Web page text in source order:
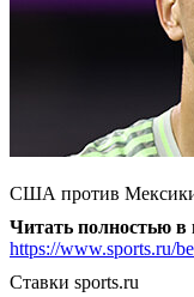
США против
Читать полностью в
https://www.sports.ru/
Ставки sports.ru